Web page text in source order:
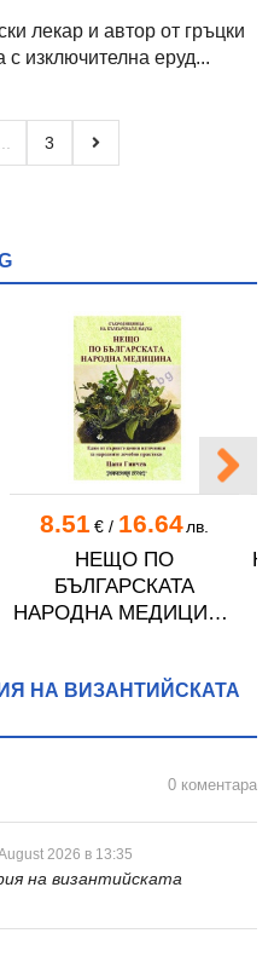
лекар и автор от гръцки
с изключителна еруд...
3
8.51 €/ 16.64лв.
НЕЩО ПО
БЪЛГАРСКАТА
НАРОДНА МЕДИЦИНА
НА ВИЗАНТИЙСКАТА
0 коментара
2026 в 13:35
на византийската